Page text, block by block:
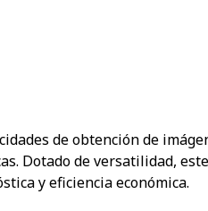
de obtención de
Dotado de versatilidad,
y eficiencia económica.